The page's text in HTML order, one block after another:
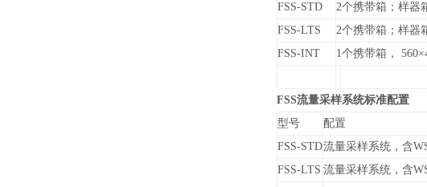
FSS-STD
2个携带箱；样器
FSS-LTS
2个携带箱；样器
FSS-INT
1个携带箱，
FSS流量采样系统标准配置
型号
配置
FSS-STD流量采样系统，含
FSS-LTS 流量采样系统，含